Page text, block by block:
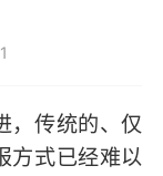
，传统的、仅
方式已经难以